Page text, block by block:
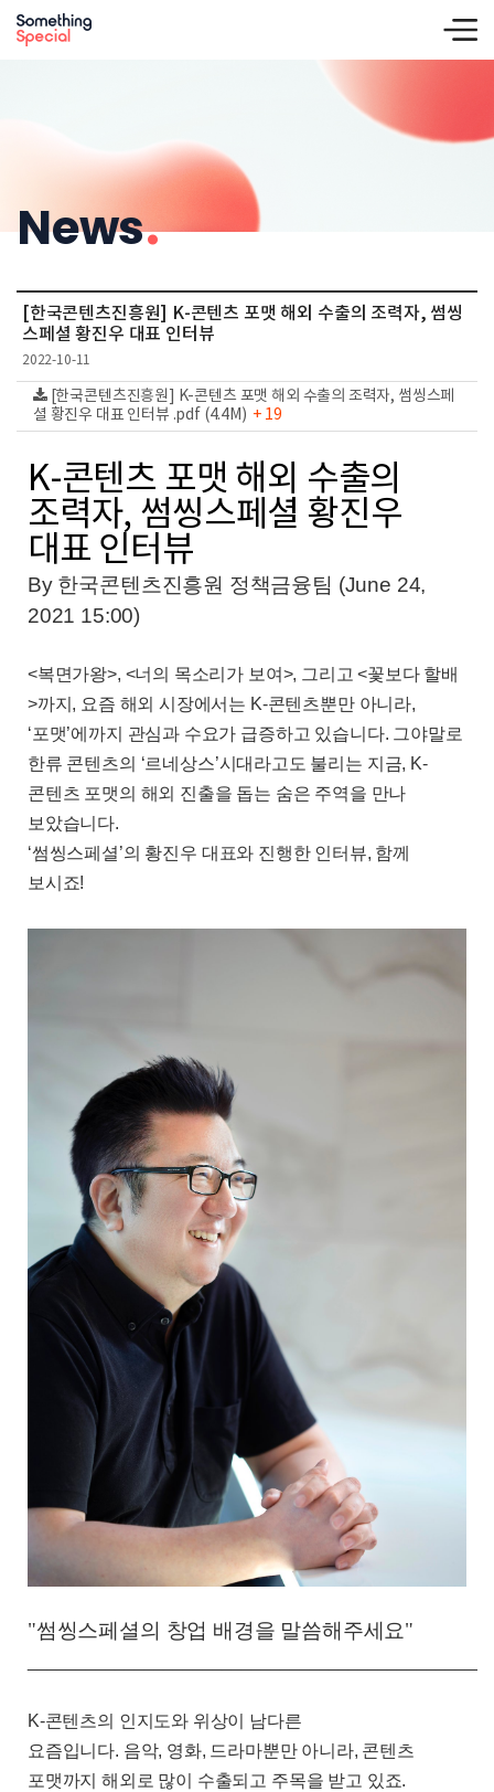
News.
[한국콘텐츠진흥원] K-콘텐츠 포맷 해외 수출의 조력자, 썸씽
스페셜 황진우 대표 인터뷰
2022-10-11
[한국콘텐츠진흥원] K-콘텐츠 포맷 해외 수출의 조력자, 썸씽스페
셜 황진우 대표 인터뷰 .pdf (4.4M) + 19
K-콘텐츠 포맷 해외 수출의
조력자, 썸씽스페셜 황진우
대표 인터뷰
By 한국콘텐츠진흥원 정책금융팀 (June 24,
2021 15:00)
<복면가왕>, <너의 목소리가 보여>, 그리고<꽃보다 할배
>까지 , 요즘 해외 시장에서는 K-콘텐츠뿐만 아니라,
‘포맷’에까지 관심과 수요가 급증하고 있습니다. 그야말로
한류 콘텐츠의 ‘르네상스’시대라고도 불리는 지금, K-
콘텐츠 포맷의 해외 진출을 돕는 숨은 주역을 만나
보았습니다.
‘썸씽스페셜’의 황진우 대표와 진행한 인터뷰, 함께
보시죠!
"썸씽스페셜의 창업 배경을 말씀해주세요"
K-콘텐츠의 인지도와 위상이 남다른
요즘입니다. 음악, 영화, 드라마뿐만 아니라, 콘텐츠
포맷까지 해외로 많이 수출되고 주목을 받고 있죠.